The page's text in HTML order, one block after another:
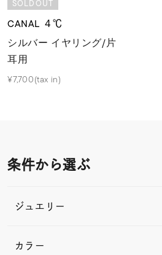
SOLDOUT
CANAL ４℃
シルバー イヤリング/片
耳用
¥7,700(tax in)
条件から選ぶ
ジュエリー
カラー